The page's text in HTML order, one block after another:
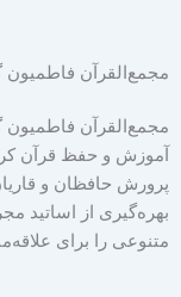
مجمع‌القرآن
مجمع‌القرآن
آموزش و حفظ قرآن
پرورش حافظان و
بهره‌گیری از اساتید
متنوعی را برای